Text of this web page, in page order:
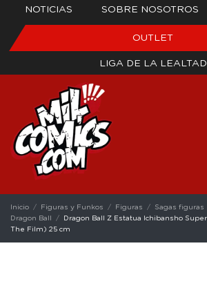
NOTICIAS SOBRE NOSOTROS
OUTLET
LIGA DE LA LEALTAD
Inicio Figuras y Funkos Figuras Sagas figuras
Dragon Ball
Dragon Ball Z Estatua Ichibansho
The Film) 25 cm